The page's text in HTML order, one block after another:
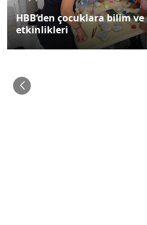
Asayiş
Hassa’da zeytinlik yangını